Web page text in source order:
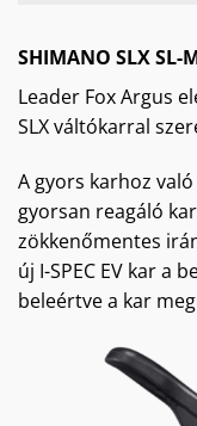
SHIMANO SLX SL-
Leader Fox Argus
SLX váltókarral
A gyors karhoz
gyorsan reagáló
zökkenőmentes
új I-SPEC EV kar a
beleértve a kar